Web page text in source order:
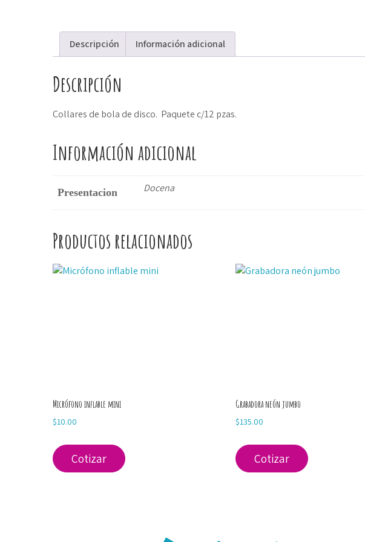
Descripción Información adicional
Descripción
Collares de bola de disco. Paquete c/12 pzas.
Información adicional
Presentacion Docena
Productos relacionados
Micrófono inflable mini
$10.00
Cotizar
Grabadora neón jumbo
$135.00
Cotizar